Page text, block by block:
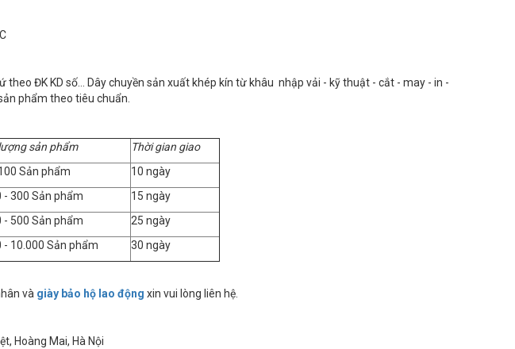
theo ĐK KD số… Dây chuyền sản xuất khép kín từ khâu nhập vải - kỹ thuật - cắt - may - in -
phẩm theo tiêu chuẩn.
sản phẩm
Thời gian giao
Sản phẩm
10 ngày
- 300 Sản phẩm
15 ngày
- 500 Sản phẩm
25 ngày
- 10.000 Sản phẩm
30 ngày
và giày bảo hộ lao động xin vui lòng liên hệ.
Mai, Hà Nội